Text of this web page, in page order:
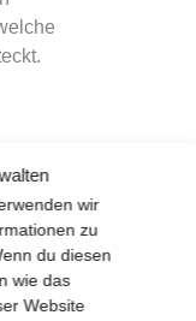
wir
zu
du diesen
wie das
Website
aus dir
Tonfall oder
Doch meistens
zu schwach